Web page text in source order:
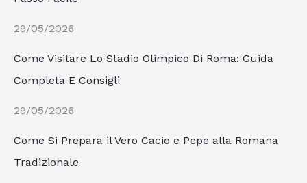
29/05/2026
Come Visitare Lo Stadio Olimpico Di Roma: Guida
Completa E Consigli
29/05/2026
Come Si Prepara il Vero Cacio e Pepe alla Romana
Tradizionale